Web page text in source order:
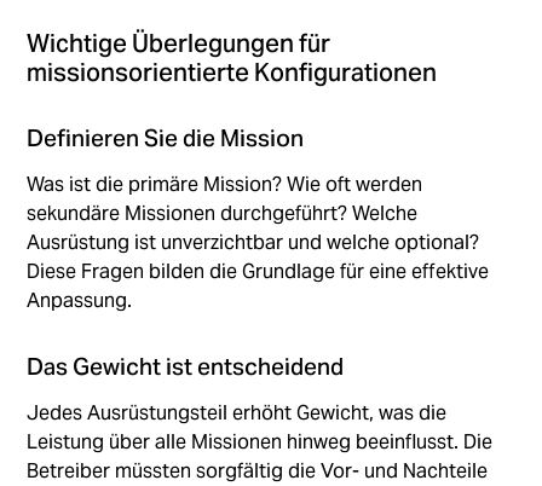
Wichtige Überlegungen für
missionsorientierte Konfigurationen
Definieren Sie die Mission
Was ist die primäre Mission? Wie oft werden
sekundäre Missionen durchgeführt? Welche
Ausrüstung ist unverzichtbar und welche optional?
Diese Fragen bilden die Grundlage für eine effektive
Anpassung.
Das Gewicht ist entscheidend
Jedes Ausrüstungsteil erhöht Gewicht, was die
Leistung über alle Missionen hinweg beeinflusst. Die
Betreiber müssten sorgfältig die Vor- und Nachteile